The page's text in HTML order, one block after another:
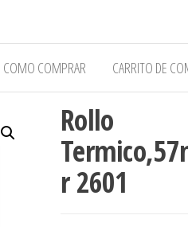
COMO COMPRAR CARRITO DE
Rollo
r 2601